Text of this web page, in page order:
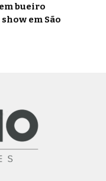
bueiro
em São